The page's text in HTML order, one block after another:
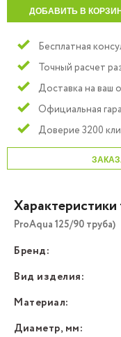
ДОБАВИТЬ В
Бесплатная
Точный расчет
Доставка на ваш
Официальная
Доверие 3200
Характеристики
ProAqua 125/90 труба)
Бренд:
Вид изделия:
Материал:
Диаметр, мм: